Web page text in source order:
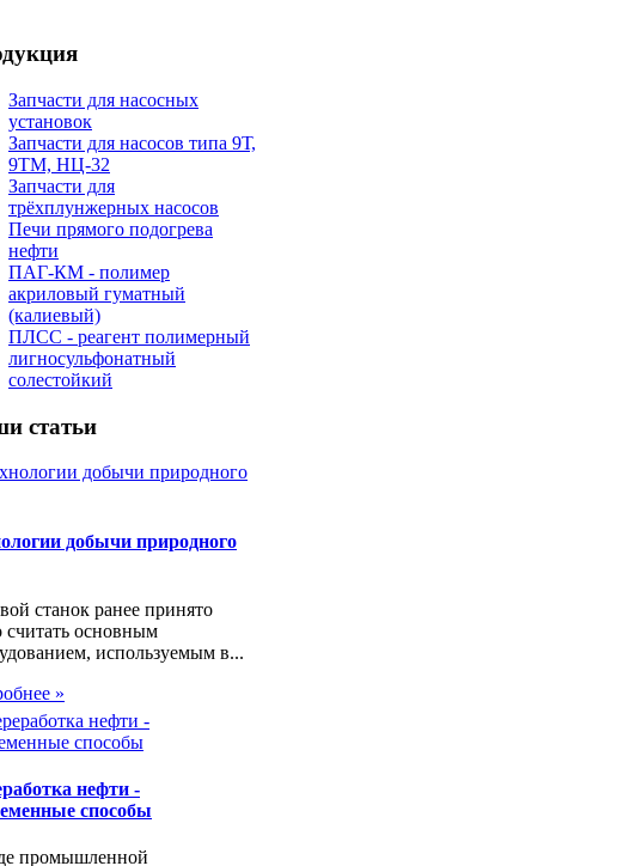
Запчасти для насосных
установок
Запчасти для насосов типа 9Т,
9ТМ, НЦ-32
Запчасти для
трёхплунжерных насосов
Печи прямого подогрева
нефти
ПАГ-КМ - полимер
акриловый гуматный
(калиевый)
ПЛСС - реагент полимерный
лигносульфонатный
солестойкий
статьи
добычи природного
станок ранее принято
считать основным
используемым в...
»
нефти -
способы
промышленной